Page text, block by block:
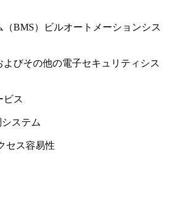
（BMS）ビルオートメーションシス
よびその他の電子セキュリティシス
ビス
ステム
セス容易性